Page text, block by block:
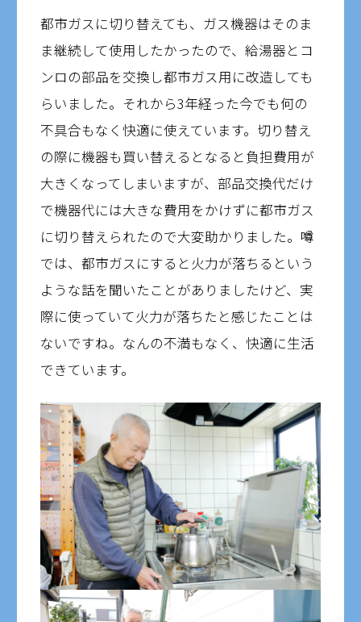
都市ガスに切り替えても、ガス機器はそのま
ま継続して使用したかったので、給湯器とコ
ンロの部品を交換し都市ガス用に改造しても
らいました。それから3年経った今でも何の
不具合もなく快適に使えています。切り替え
の際に機器も買い替えるとなると負担費用が
大きくなってしまいますが、部品交換代だけ
で機器代には大きな費用をかけずに都市ガス
に切り替えられたので大変助かりました。噂
では、都市ガスにすると火力が落ちるという
ような話を聞いたことがありましたけど、実
際に使っていて火力が落ちたと感じたことは
ないですね。なんの不満もなく、快適に生活
できています。